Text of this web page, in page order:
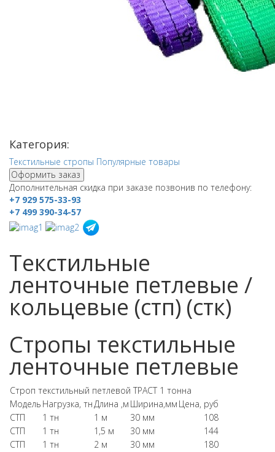
Категория:
Текстильные стропы Популярные товары
Оформить заказ
Дополнительная скидка при заказе позвонив по телефону:
+7 929 575-33-93
+7 499 390-34-57
Текстильные
ленточные петлевые /
кольцевые (стп) (стк)
Стропы текстильные
ленточные петлевые
Строп текстильный петлевой ТРАСТ 1 тонна
Модель Нагрузка, тнДлина ,м Ширина,мм Цена, руб
СТП
1 тн 1 м 30 мм
108
СТП
1 тн 1,5 м 30 мм
144
СТП
1 тн 2 м 30 мм
180